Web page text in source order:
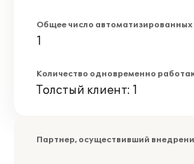
Общее число автоматизированных
1
Количество одновременно
Толстый клиент: 1
Партнер, осуществивший